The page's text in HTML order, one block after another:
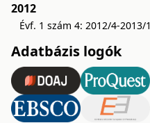
2012
Évf. 1 szám 4: 2012/4-2013/1
Adatbázis logók